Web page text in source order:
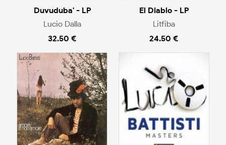
Duvuduba' - LP
Lucio Dalla
32.50 €
El Diablo - LP
Litfiba
24.50 €